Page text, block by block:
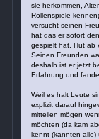
sie herkommen,
Rollenspiele
versucht seinen
hat das er sofort
gespielt hat. Hut ab
Seinen Freunden
deshalb ist er jetzt
Erfahrung und
Weil es halt Leute
explizit darauf
mitteilen mögen
möchten (da kam
kennt (kannten alle)